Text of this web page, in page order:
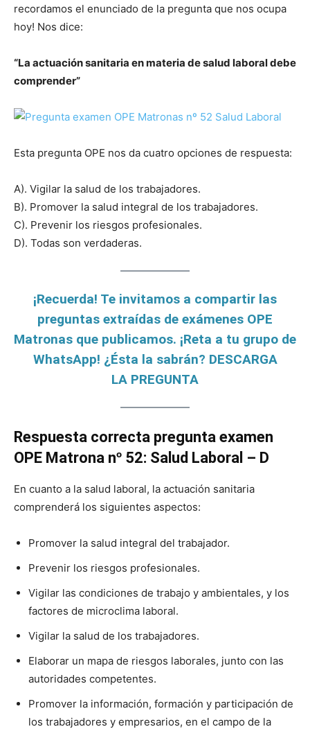
recordamos el enunciado de la pregunta que nos ocupa
hoy! Nos dice:
“La actuación sanitaria en materia de salud laboral debe
comprender”
Esta pregunta OPE nos da cuatro opciones de respuesta:
A). Vigilar la salud de los trabajadores.
B). Promover la salud integral de los trabajadores.
C). Prevenir los riesgos profesionales.
D). Todas son verdaderas.
¡Recuerda! Te invitamos a compartir las
preguntas extraídas de exámenes OPE
Matronas que publicamos. ¡Reta a tu grupo de
WhatsApp! ¿Ésta la sabrán? DESCARGA
LA PREGUNTA
Respuesta correcta pregunta examen
OPE Matrona nº 52: Salud Laboral – D
En cuanto a la salud laboral, la actuación sanitaria
comprenderá los siguientes aspectos:
Promover la salud integral del trabajador.
Prevenir los riesgos profesionales.
Vigilar las condiciones de trabajo y ambientales, y los
factores de microclima laboral.
Vigilar la salud de los trabajadores.
Elaborar un mapa de riesgos laborales, junto con las
autoridades competentes.
Promover la información, formación y participación de
los trabajadores y empresarios, en el campo de la